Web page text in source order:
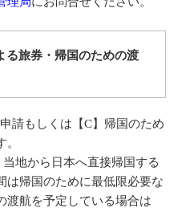
る旅券・帰国のための渡
請もしくは【C】帰国のため
当地から日本へ直接帰国する
は帰国のために最低限必要な
渡航を予定している場合は